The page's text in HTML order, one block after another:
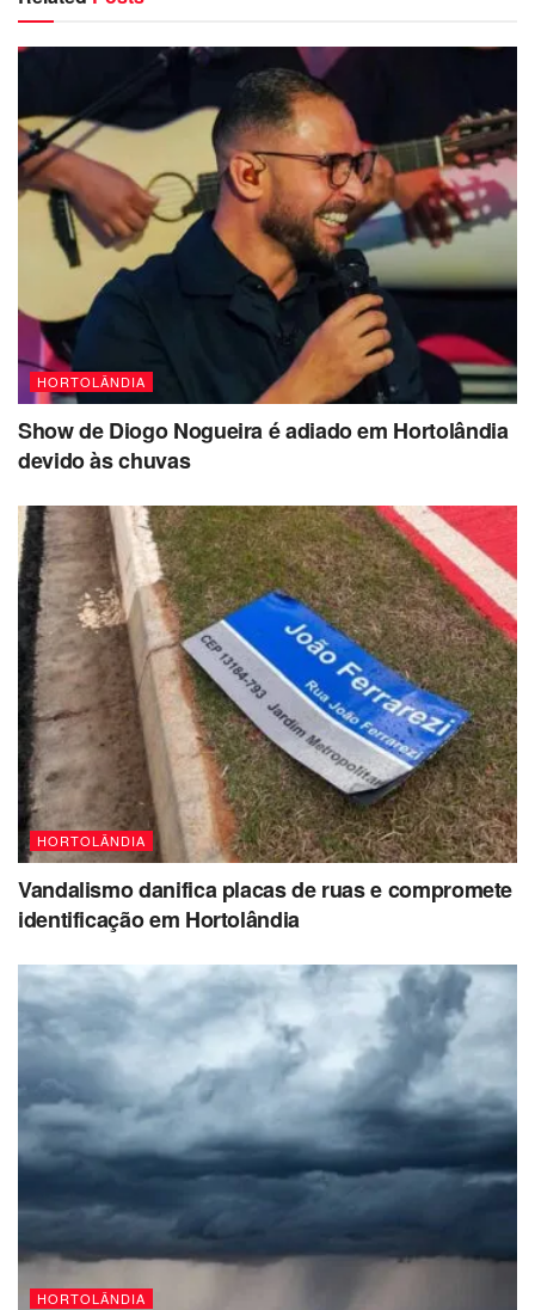
HORTOLÂNDIA
Show de Diogo Nogueira é adiado em Hortolândia
devido às chuvas
HORTOLÂNDIA
Vandalismo danifica placas de ruas e compromete
identificação em Hortolândia
HORTOLÂNDIA